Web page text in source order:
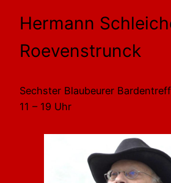
Hermann
Roevenstrunck
Sechster Blaubeurer Bardentreff
11 – 19 Uhr